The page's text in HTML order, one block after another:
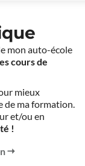
mon auto-école
cours de
mieux
de ma formation.
et/ou en
!